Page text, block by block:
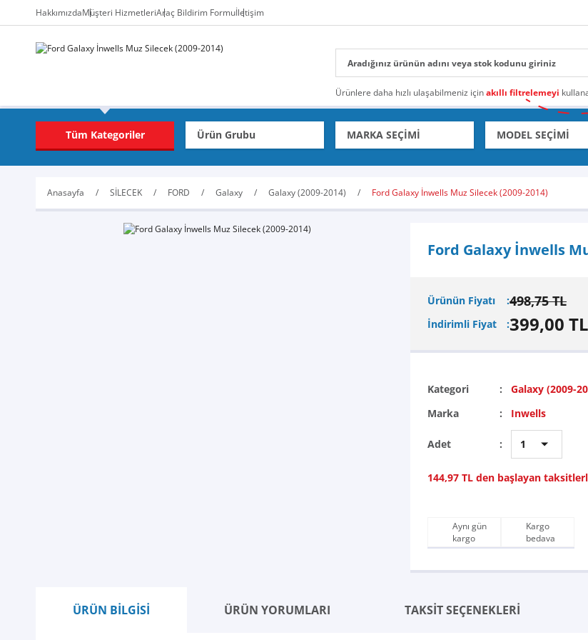
HakkımızdaMüşteri HizmetleriAraç Bildirim Formuİletişim
Ürünlere daha hızlı ulaşabilmeniz içinakıllı filtrelemeyi
Tüm Kategoriler
Anasayfa SİLECEK FORD Galaxy Galaxy (2009-2014) Ford Galaxy İnwells Muz Silecek (2009-2014)
Ford Galaxy İnwells
Ürünün Fiyatı 498,75 TL
İndirimli Fiyat 399,00 TL
Kategori
Galaxy (2009-
Marka
Inwells
Adet
144,97 TL den başlayan
Aynı gün
kargo
Kargo
bedava
ÜRÜN BİLGİSİ ÜRÜN YORUMLARI TAKSİT SEÇENEKLERİ